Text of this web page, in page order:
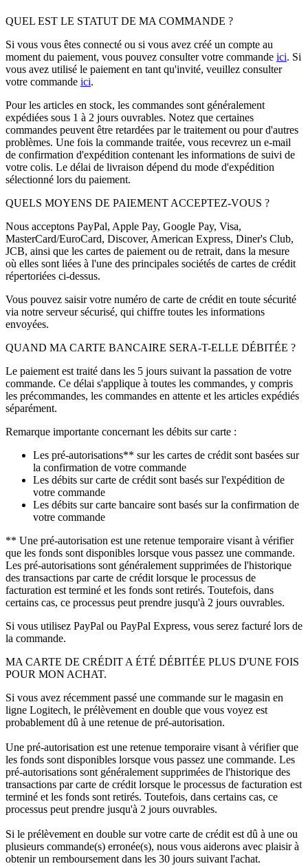
QUEL EST LE STATUT DE MA COMMANDE ?
Si vous vous êtes connecté ou si vous avez créé un compte au
moment du paiement, vous pouvez consulter votre commande ici. Si
vous avez utilisé le paiement en tant qu'invité, veuillez consulter
votre commande ici.
Pour les articles en stock, les commandes sont généralement
expédiées sous 1 à 2 jours ouvrables. Notez que certaines
commandes peuvent être retardées par le traitement ou pour d'autres
problèmes. Une fois la commande traitée, vous recevrez un e-mail
de confirmation d'expédition contenant les informations de suivi de
votre colis. Le délai de livraison dépend du mode d'expédition
sélectionné lors du paiement.
QUELS MOYENS DE PAIEMENT ACCEPTEZ-VOUS ?
Nous acceptons PayPal, Apple Pay, Google Pay, Visa,
MasterCard/EuroCard, Discover, American Express, Diner's Club,
JCB, ainsi que les cartes de paiement ou de retrait, dans la mesure
où elles sont liées à l'une des principales sociétés de cartes de crédit
répertoriées ci-dessus.
Vous pouvez saisir votre numéro de carte de crédit en toute sécurité
via notre serveur sécurisé, qui chiffre toutes les informations
envoyées.
QUAND MA CARTE BANCAIRE SERA-T-ELLE DÉBITÉE ?
Le paiement est traité dans les 5 jours suivant la passation de votre
commande. Ce délai s'applique à toutes les commandes, y compris
les précommandes, les commandes en attente et les articles expédiés
séparément.
Remarque importante concernant les débits sur carte :
Les pré-autorisations** sur les cartes de crédit sont basées sur
la confirmation de votre commande
Les débits sur carte de crédit sont basés sur l'expédition de
votre commande
Les débits sur carte bancaire sont basés sur la confirmation de
votre commande
** Une pré-autorisation est une retenue temporaire visant à vérifier
que les fonds sont disponibles lorsque vous passez une commande.
Les pré-autorisations sont généralement supprimées de l'historique
des transactions par carte de crédit lorsque le processus de
facturation est terminé et les fonds sont retirés. Toutefois, dans
certains cas, ce processus peut prendre jusqu'à 2 jours ouvrables.
Si vous utilisez PayPal ou PayPal Express, vous serez facturé lors de
la commande.
MA CARTE DE CRÉDIT A ÉTÉ DÉBITÉE PLUS D'UNE FOIS
POUR MON ACHAT.
Si vous avez récemment passé une commande sur le magasin en
ligne Logitech, le prélèvement en double que vous voyez est
probablement dû à une retenue de pré-autorisation.
Une pré-autorisation est une retenue temporaire visant à vérifier que
les fonds sont disponibles lorsque vous passez une commande. Les
pré-autorisations sont généralement supprimées de l'historique des
transactions par carte de crédit lorsque le processus de facturation est
terminé et les fonds sont retirés. Toutefois, dans certains cas, ce
processus peut prendre jusqu'à 2 jours ouvrables.
Si le prélèvement en double sur votre carte de crédit est dû à une ou
plusieurs commande(s) erronée(s), nous vous aiderons avec plaisir à
obtenir un remboursement dans les 30 jours suivant l'achat.